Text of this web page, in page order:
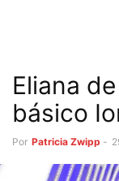
Eliana
básico
Por Patricia Zwipp -